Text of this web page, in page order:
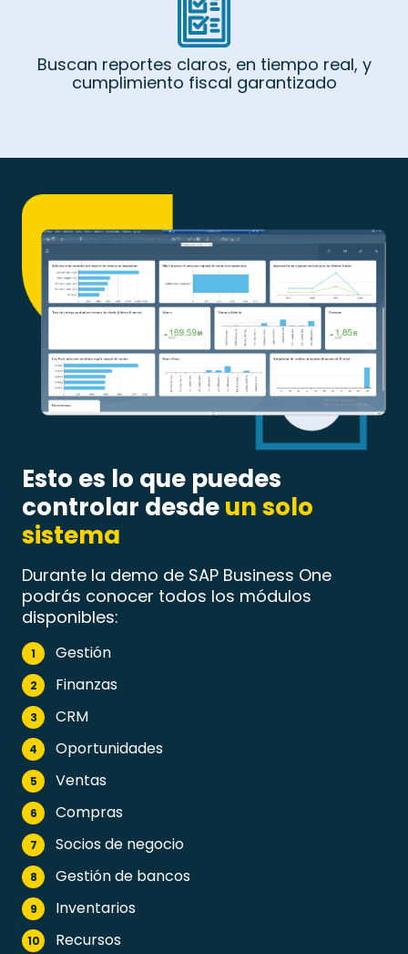
Buscan reportes claros, en tiempo real, y
cumplimiento fiscal garantizado
Esto es lo que puedes
controlar desdeun solo
sistema
Durante la demo de SAP Business One
podrás conocer todos los módulos
disponibles:
1 Gestión
2 Finanzas
3 CRM
4 Oportunidades
5 Ventas
6 Compras
7 Socios de negocio
8 Gestión de bancos
9 Inventarios
10 Recursos